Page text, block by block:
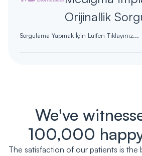
Orijinallik
Sorgulama Yapmak İçin Lütfen Tıklayınız...
We've
100,000
The satisfaction of our patients is